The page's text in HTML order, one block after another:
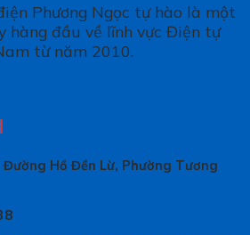
Phương Ngọc tự hào là một
hàng đầu về lĩnh vực Điện tự
từ năm 2010.
Đường Hồ Đền Lừ, Phường Tương